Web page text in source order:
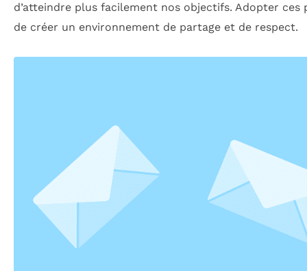
d’atteindre plus facilement nos objectifs. Adopter
de créer un environnement de partage et de respect.